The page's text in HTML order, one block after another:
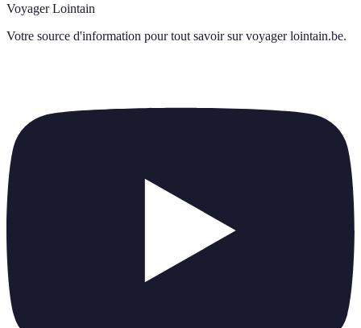
Voyager Lointain
Votre source d'information pour tout savoir sur voyager lointain.be.